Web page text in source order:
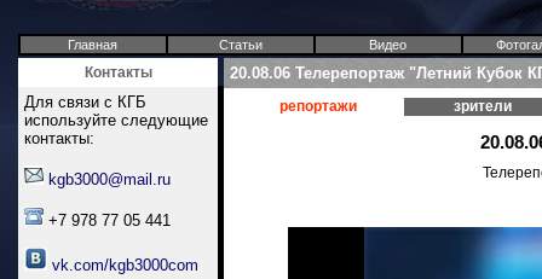
Главная Статьи Видео
Контакты
Для связи с КГБ
используйте следующие
контакты:
kgb3000@mail.ru
+7 978 77 05 441
vk.com/kgb3000com
20.08.06 Телерепортаж "Летний Кубок
репортажи зрители